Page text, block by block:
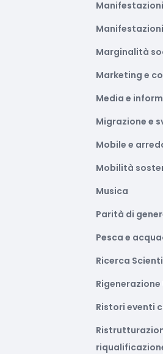
Marginalità
Marketing e
Media e
Migrazione e
Mobile e
Mobilità
Musica
Parità di
Pesca e
Ricerca
Rigenerazione
Ristori eventi